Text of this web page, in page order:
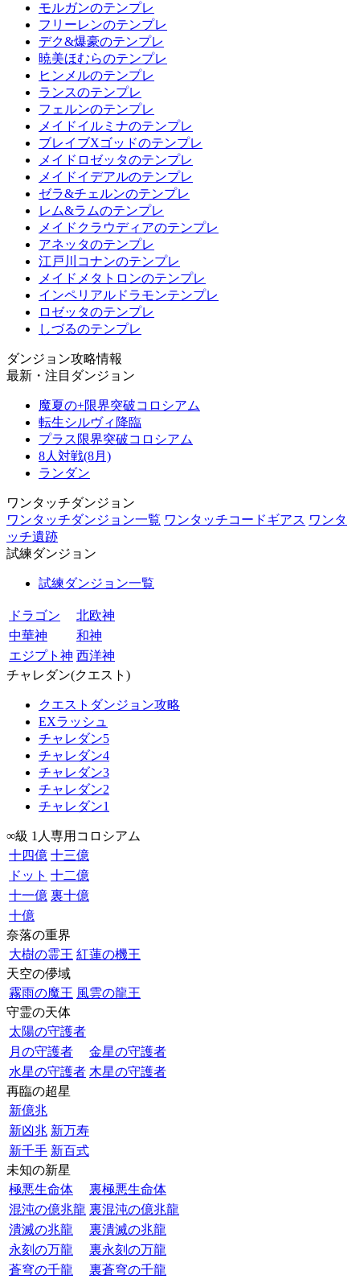
モルガンのテンプレ
フリーレンのテンプレ
デク&爆豪のテンプレ
暁美ほむらのテンプレ
ヒンメルのテンプレ
ランスのテンプレ
フェルンのテンプレ
メイドイルミナのテンプレ
ブレイブXゴッドのテンプレ
メイドロゼッタのテンプレ
メイドイデアルのテンプレ
ゼラ&チェルンのテンプレ
レム&ラムのテンプレ
メイドクラウディアのテンプレ
アネッタのテンプレ
江戸川コナンのテンプレ
メイドメタトロンのテンプレ
インペリアルドラモンテンプレ
ロゼッタのテンプレ
しづるのテンプレ
ダンジョン攻略情報
最新・注目ダンジョン
魔夏の+限界突破コロシアム
転生シルヴィ降臨
プラス限界突破コロシアム
8人対戦(8月)
ランダン
ワンタッチダンジョン
ワンタッチダンジョン一覧 ワンタッチコードギアス ワンタ
ッチ遺跡
試練ダンジョン
試練ダンジョン一覧
ドラゴン
北欧神
中華神
和神
エジプト神 西洋神
チャレダン(クエスト)
クエストダンジョン攻略
EXラッシュ
チャレダン5
チャレダン4
チャレダン3
チャレダン2
チャレダン1
∞級 1人専用コロシアム
十四億 十三億
ドット 十二億
十一億 裏十億
十億
奈落の重界
大樹の霊王 紅蓮の機王
天空の儚域
霧雨の魔王 風雲の龍王
守霊の天体
太陽の守護者
月の守護者
金星の守護者
水星の守護者 木星の守護者
再臨の超星
新億兆
新凶兆 新万寿
新千手 新百式
未知の新星
極悪生命体
裏極悪生命体
混沌の億兆龍 裏混沌の億兆龍
潰滅の兆龍
裏潰滅の兆龍
永刻の万龍
裏永刻の万龍
蒼穹の千龍
裏蒼穹の千龍